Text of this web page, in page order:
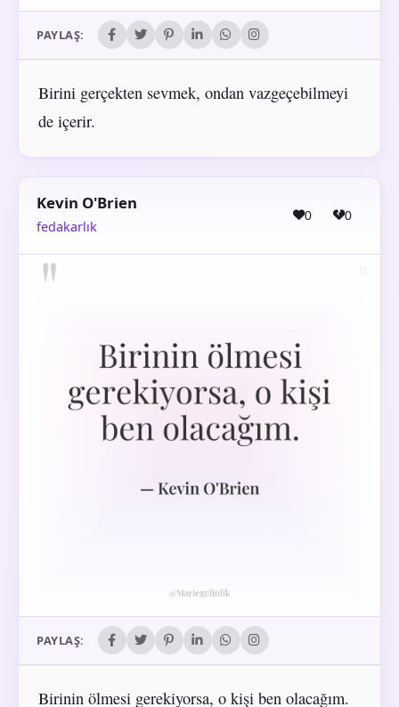
PAYLAŞ:
Birini gerçekten sevmek, ondan vazgeçebilmeyi
de içerir.
Kevin O'Brien
fedakarlık
0 0
PAYLAŞ:
Birinin ölmesi gerekiyorsa, o kişi ben olacağım.